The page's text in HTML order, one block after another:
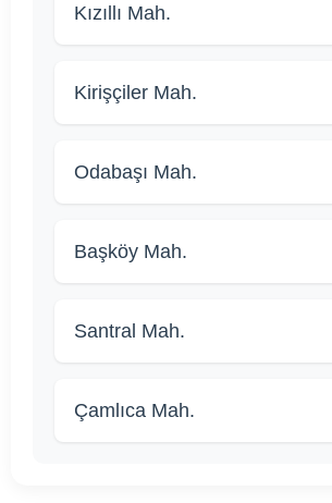
Kızıllı Mah.
Kirişçiler Mah.
Odabaşı Mah.
Başköy Mah.
Santral Mah.
Çamlıca Mah.